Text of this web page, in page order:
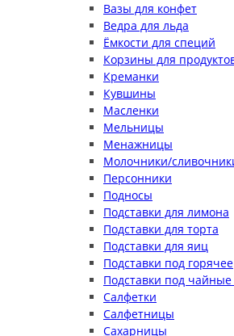
Вазы для конфет
Ведра для льда
Ёмкости для специй
Корзины для
Креманки
Кувшины
Масленки
Мельницы
Менажницы
Молочники/
Персонники
Подносы
Подставки для лимона
Подставки для торта
Подставки для яиц
Подставки под горячее
Подставки под чайные
Салфетки
Салфетницы
Сахарницы